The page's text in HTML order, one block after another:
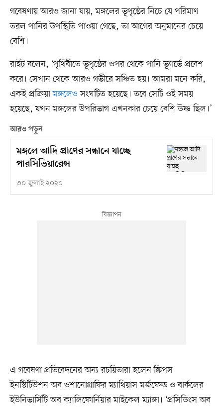
গবেষণায় আরও জানা যায়, মঙ্গলের ভূপৃষ্ঠের নিচে যে পরিমাণ
তরল পানির উপস্থিতি পাওয়া গেছে, তা আগের অনুমানের চেয়ে
বেশি।
রাইট বলেন, ‘পৃথিবীতে ভূপৃষ্ঠের ওপর থেকে পানি ভূগর্ভে প্রবেশ
করে। সেখান থেকে আরও গভীরে সঞ্চিত হয়। আমরা মনে করি,
একই প্রক্রিয়ামঙ্গলেওসংঘটিত হয়েছে। তবে সেটি ওই সময়
হয়েছে, যখন মঙ্গলের উপরিভাগ এখনকার চেয়ে বেশি উষ্ণ ছিল।’
আরও পড়ুন
মঙ্গলে আদি প্রাণের সন্ধানে যাচ্ছে
পারসিভিয়ারেন্স
৩০ জুলাই ২০২০
এ গবেষণা প্রতিবেদনের অন্য রচয়িতারা হলেন স্ক্রিপস
ইনস্টিটিউশন অব ওশানোগ্রাফির ম্যাথিয়াস মর্জফেল্ড ও বার্কলের
ইউনিভার্সিটি অব ক্যালিফোর্নিয়ার মাইকেল ম্যাঙ্গা। ‘প্রসিডিংস অব